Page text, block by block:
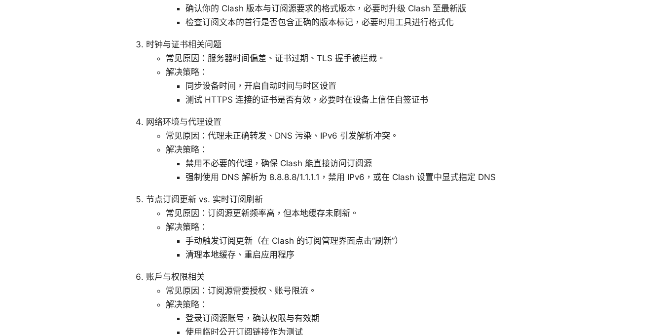
确认你的 Clash 版本与订阅源要求的格式版本，必要时升级 Clash 至最新版
检查订阅文本的首行是否包含正确的版本标记，必要时用工具进行格式化
时钟与证书相关问题
常见原因：服务器时间偏差、证书过期、TLS 握手被拦截。
解决策略：
同步设备时间，开启自动时间与时区设置
测试 HTTPS 连接的证书是否有效，必要时在设备上信任自签证书
网络环境与代理设置
常见原因：代理未正确转发、DNS 污染、IPv6 引发解析冲突。
解决策略：
禁用不必要的代理，确保 Clash 能直接访问订阅源
强制使用 DNS 解析为 8.8.8.8/1.1.1.1，禁用 IPv6，或在 Clash 设置中显式指定 DNS
节点订阅更新 vs. 实时订阅刷新
常见原因：订阅源更新频率高，但本地缓存未刷新。
解决策略：
手动触发订阅更新（在 Clash 的订阅管理界面点击“刷新”）
清理本地缓存、重启应用程序
账户与权限相关
常见原因：订阅源需要授权、账号限流。
解决策略：
登录订阅源账号，确认权限与有效期
使用临时公开订阅链接作为测试